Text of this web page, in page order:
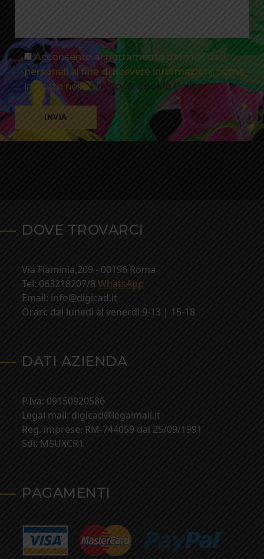
Acconsento al trattamento dei miei dati
personali al fine di ricevere informazioni, come
indicato nellaPrivacy & Cookie Policy
DOVE TROVARCI
Via Flaminia,209 - 00196 Roma
Tel: 063218207/8 WhatsApp
Email: info@digicad.it
Orari: dal lunedì al venerdì 9-13 | 15-18
DATI AZIENDA
P.Iva: 09150920586
Legal mail: digicad@legalmail.it
Reg. imprese: RM-744059 dal 25/09/1991
Sdi: M5UXCR1
PAGAMENTI